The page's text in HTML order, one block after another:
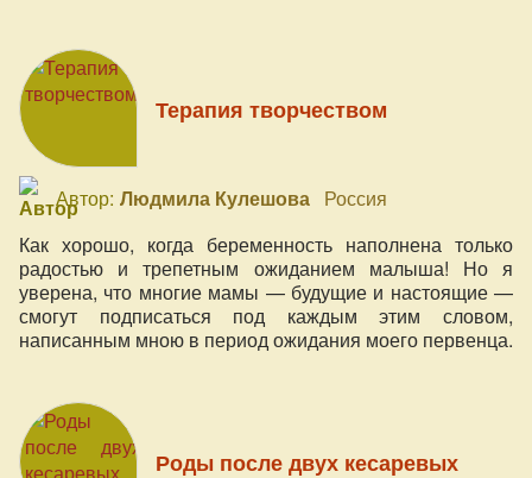
Терапия творчеством
Автор: Людмила Кулешова Россия
Как хорошо, когда беременность наполнена только
радостью и трепетным ожиданием малыша! Но я
уверена, что многие мамы — будущие и настоящие —
смогут подписаться под каждым этим словом,
написанным мною в период ожидания моего первенца.
Роды после двух кесаревых